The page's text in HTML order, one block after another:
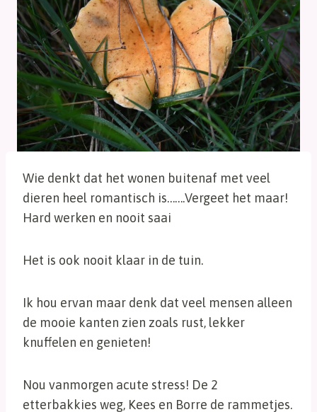
Wie denkt dat het wonen buitenaf met veel
dieren heel romantisch is…….Vergeet het maar!
Hard werken en nooit saai
Het is ook nooit klaar in de tuin.
Ik hou ervan maar denk dat veel mensen alleen
de mooie kanten zien zoals rust, lekker
knuffelen en genieten!
Nou vanmorgen acute stress! De 2
etterbakkies weg, Kees en Borre de rammetjes.